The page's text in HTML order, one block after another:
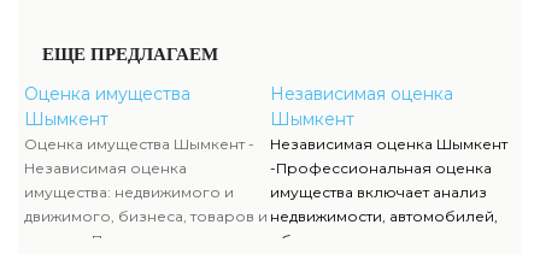
ЕЩЕ ПРЕДЛАГАЕМ
Оценка имущества
Шымкент
Оценка имущества Шымкент -
Независимая оценка
имущества: недвижимого и
движимого, бизнеса, товаров и
активов. Проводится оценка
Независимая оценка
Шымкент
Независимая оценка Шымкент
-Профессиональная оценка
имущества включает анализ
недвижимости, автомобилей,
оборудования, товаров,